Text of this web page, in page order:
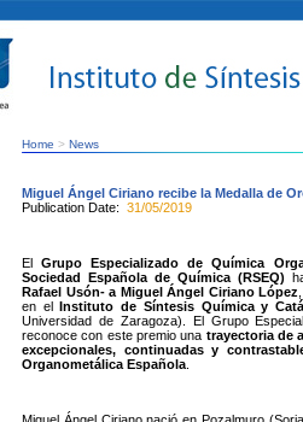
Home > News
Miguel Ángel Ciriano recibe la Medalla de
Publication Date: 31/05/2019
ElGrupo Especializado de Química
Sociedad Española de Química (RSEQ)
Rafael Usón- a Miguel Ángel Ciriano López
en elInstituto de Síntesis Química y
Universidad de Zaragoza). El Grupo
reconoce con este premio una trayectoria de
excepcionales, continuadas y
Organometálica Española